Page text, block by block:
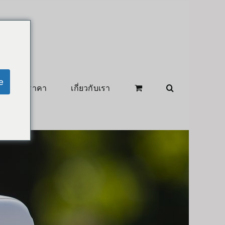
ค้าลดราคา เกี่ยวกับเรา